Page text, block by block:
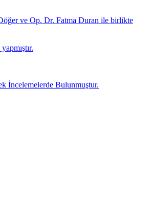
ve Op. Dr. Fatma Duran ile birlikte
İncelemelerde Bulunmuştur.